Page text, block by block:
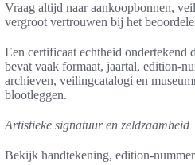
Vraag altijd naar aankoopbonnen,
vergroot vertrouwen bij het
Een certificaat echtheid ondertekend
bevat vaak formaat, jaartal, edition-
archieven, veilingcatalogi en
blootleggen.
Artistieke signatuur en zeldzaamheid
Bekijk handtekening, edition-